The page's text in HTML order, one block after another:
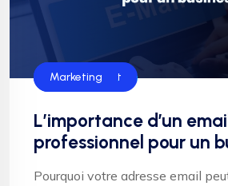
Hébergement
Marketing
L’importance d’un email
professionnel pour un
Pourquoi votre adresse email